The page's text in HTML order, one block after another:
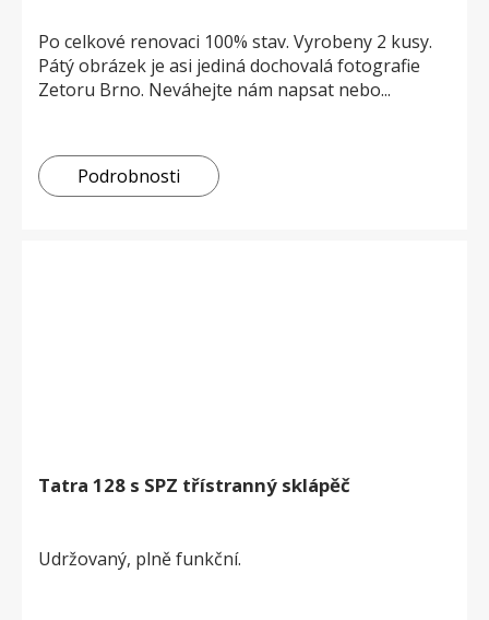
Po celkové renovaci 100% stav. Vyrobeny 2 kusy.
Pátý obrázek je asi jediná dochovalá fotografie
Zetoru Brno. Neváhejte nám napsat nebo...
Podrobnosti
Tatra 128 s SPZ třístranný sklápěč
Udržovaný, plně funkční.